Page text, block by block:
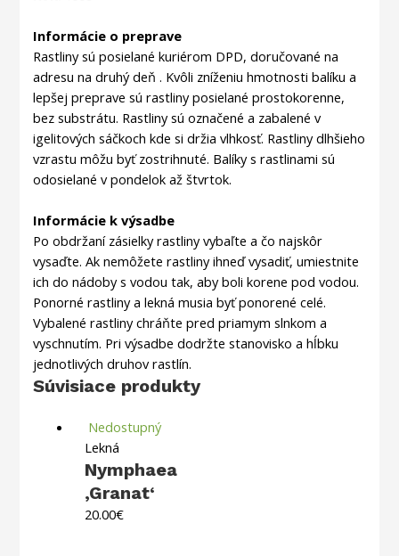
Informácie o preprave
Rastliny sú posielané kuriérom DPD, doručované na
adresu na druhý deň . Kvôli zníženiu hmotnosti balíku a
lepšej preprave sú rastliny posielané prostokorenne,
bez substrátu. Rastliny sú označené a zabalené v
igelitových sáčkoch kde si držia vlhkosť. Rastliny dlhšieho
vzrastu môžu byť zostrihnuté. Balíky s rastlinami sú
odosielané v pondelok až štvrtok.
Informácie k výsadbe
Po obdržaní zásielky rastliny vybaľte a čo najskôr
vysaďte. Ak nemôžete rastliny ihneď vysadiť, umiestnite
ich do nádoby s vodou tak, aby boli korene pod vodou.
Ponorné rastliny a lekná musia byť ponorené celé.
Vybalené rastliny chráňte pred priamym slnkom a
vyschnutím. Pri výsadbe dodržte stanovisko a hĺbku
jednotlivých druhov rastlín.
Súvisiace produkty
Nedostupný
Lekná
Nymphaea
‚Granat‘
20.00€